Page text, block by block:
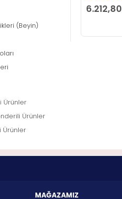
(Beyin)
Ürünler
Ürünler
Ürünler
6.212,80
MAĞAZAMIZ